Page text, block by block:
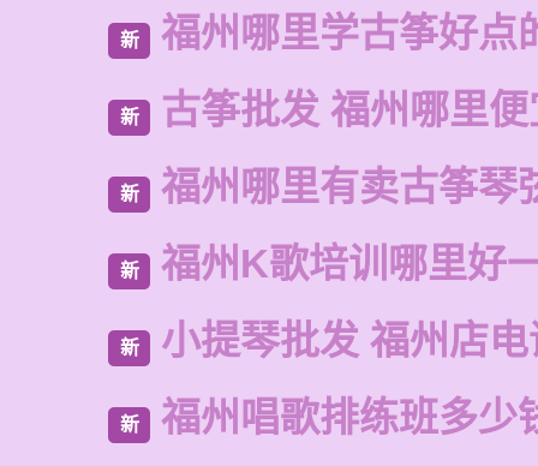
新 福州哪里学古筝好点
新 古筝批发 福州哪里便
新 福州哪里有卖古筝琴
新 福州K歌培训哪里好
新 小提琴批发 福州店电
新 福州唱歌排练班多少